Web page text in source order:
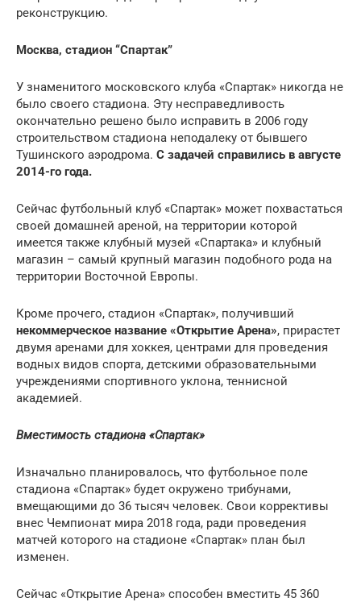
реконструкцию.
Москва, стадион “Спартак”
У знаменитого московского клуба «Спартак» никогда не
было своего стадиона. Эту несправедливость
окончательно решено было исправить в 2006 году
строительством стадиона неподалеку от бывшего
Тушинского аэродрома. С задачей справились в августе
2014-го года.
Сейчас футбольный клуб «Спартак» может похвастаться
своей домашней ареной, на территории которой
имеется также клубный музей «Спартака» и клубный
магазин – самый крупный магазин подобного рода на
территории Восточной Европы.
Кроме прочего, стадион «Спартак», получивший
некоммерческое название «Открытие Арена», прирастет
двумя аренами для хоккея, центрами для проведения
водных видов спорта, детскими образовательными
учреждениями спортивного уклона, теннисной
академией.
Вместимость стадиона «Спартак»
Изначально планировалось, что футбольное поле
стадиона «Спартак» будет окружено трибунами,
вмещающими до 36 тысяч человек. Свои коррективы
внес Чемпионат мира 2018 года, ради проведения
матчей которого на стадионе «Спартак» план был
изменен.
Сейчас «Открытие Арена» способен вместить 45 360